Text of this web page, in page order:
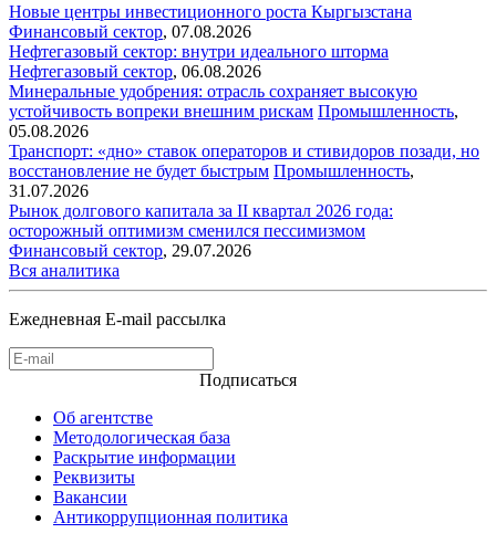
Новые центры инвестиционного роста Кыргызстана
Финансовый сектор, 07.08.2026
Нефтегазовый сектор: внутри идеального шторма
Нефтегазовый сектор, 06.08.2026
Минеральные удобрения: отрасль сохраняет высокую
устойчивость вопреки внешним рискам Промышленность,
05.08.2026
Транспорт: «дно» ставок операторов и стивидоров позади, но
восстановление не будет быстрым Промышленность,
31.07.2026
Рынок долгового капитала за II квартал 2026 года:
осторожный оптимизм сменился пессимизмом
Финансовый сектор, 29.07.2026
Вся аналитика
Ежедневная E-mail рассылка
Подписаться
Об агентстве
Методологическая база
Раскрытие информации
Реквизиты
Вакансии
Антикоррупционная политика